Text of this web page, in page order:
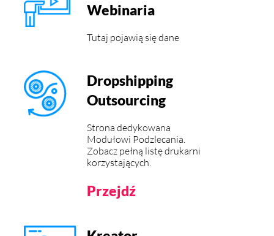
Webinaria
Tutaj pojawią się dane
Dropshipping
Outsourcing
Strona dedykowana
Modułowi Podzlecania.
Zobacz pełną listę drukarni
korzystających.
Przejdź